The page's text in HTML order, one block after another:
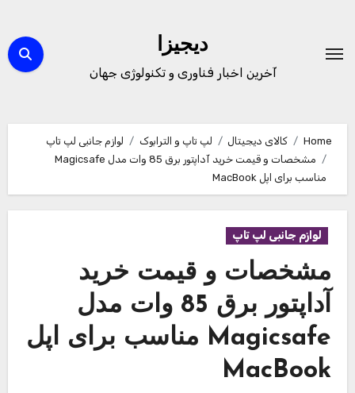
content
دیجیزا
آخرین اخبار فناوری و تکنولوژی جهان
Home کالای دیجیتال لپ تاپ و الترابوک
لوازم جانبی لپ تاپ
مشخصات و قیمت خرید آداپتور برق 85 وات مدل Magicsafe
مناسب برای اپل MacBook
لوازم جانبی لپ تاپ
مشخصات و قیمت خرید
آداپتور برق 85 وات مدل
Magicsafe مناسب برای اپل
MacBook